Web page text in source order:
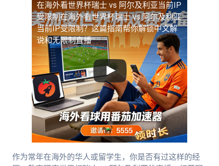
在海外看世界杯瑞士 vs 阿尔及利亚当前IP
受限制在海外看世界杯瑞士 vs 阿尔及利亚
当前IP受限制？这篇指南帮你解锁中文解
说和无限制直播
作为常年在海外的华人或留学生，你是否有过这样的经